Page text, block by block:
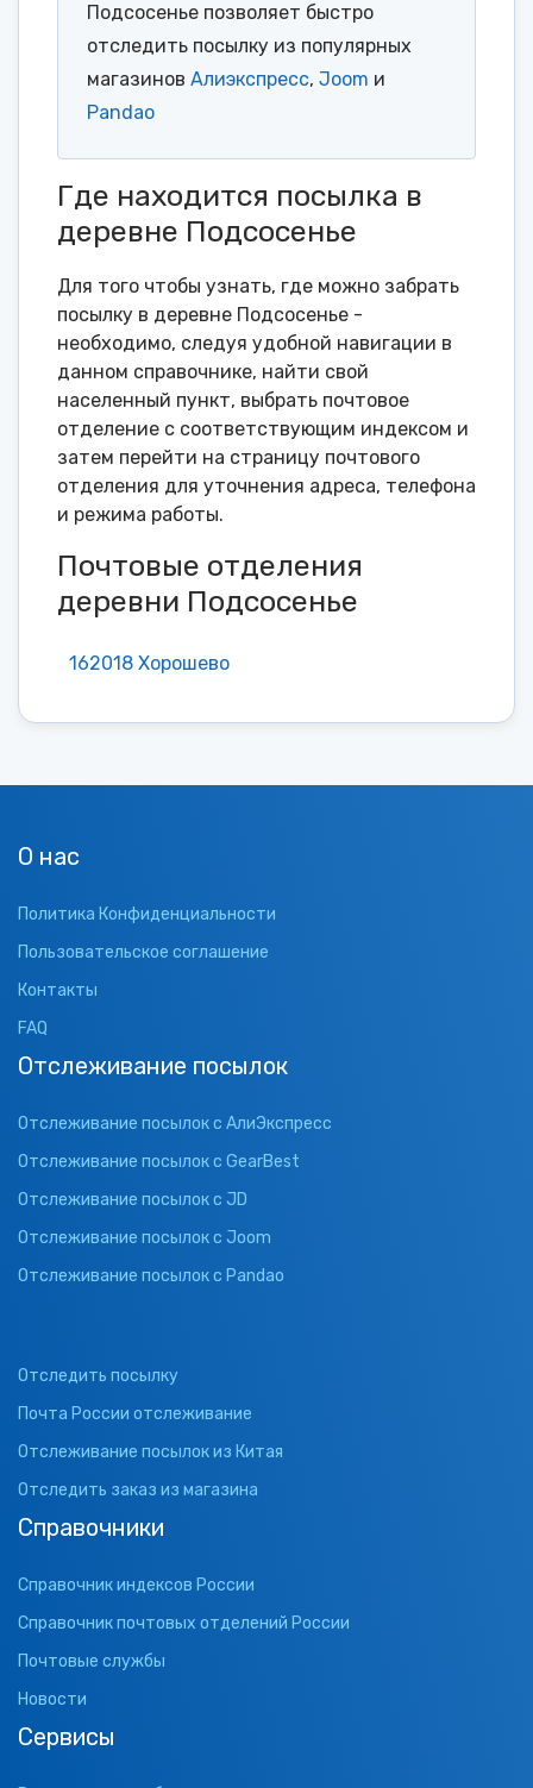
Подсосенье позволяет быстро
отследить посылку из популярных
магазинов Алиэкспресс, Joom и
Pandao
Где находится посылка в
деревне Подсосенье
Для того чтобы узнать, где можно забрать
посылку в деревне Подсосенье -
необходимо, следуя удобной навигации в
данном справочнике, найти свой
населенный пункт, выбрать почтовое
отделение с соответствующим индексом и
затем перейти на страницу почтового
отделения для уточнения адреса, телефона
и режима работы.
Почтовые отделения
деревни Подсосенье
162018 Хорошево
О нас
Политика Конфиденциальности
Пользовательское соглашение
Контакты
FAQ
Отслеживание посылок
Отслеживание посылок с АлиЭкспресс
Отслеживание посылок с GearBest
Отслеживание посылок с JD
Отслеживание посылок с Joom
Отслеживание посылок с Pandao
Отследить посылку
Почта России отслеживание
Отслеживание посылок из Китая
Отследить заказ из магазина
Справочники
Справочник индексов России
Справочник почтовых отделений России
Почтовые службы
Новости
Сервисы